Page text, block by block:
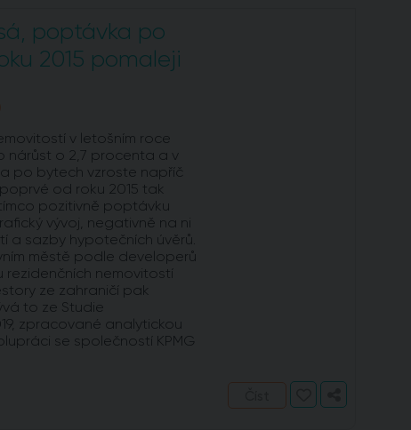
poptávka po
2015 pomaleji
v letošním roce
nárůst o 2,7 procenta a v
po bytech vzroste napříč
od roku 2015 tak
pozitivně poptávku
vývoj, negativně na ni
a sazby hypotečních úvěrů.
městě podle developerů
rezidenčních nemovitostí
ze zahraničí pak
to ze Studie
zpracované analytickou
se společností KPMG